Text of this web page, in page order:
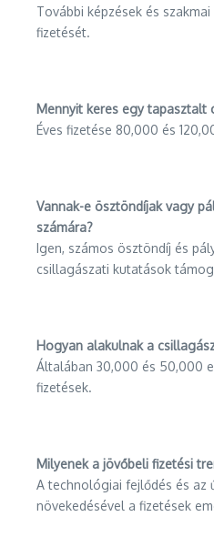
További képzések és
fizetését.
Mennyit keres egy tapasztalt
Éves fizetése 80,000 és
Vannak-e ösztöndíjak vagy
számára?
Igen, számos ösztöndíj és
csillagászati kutatások
Hogyan alakulnak a
Általában 30,000 és 50,000
fizetések.
Milyenek a jövőbeli fizetési
A technológiai fejlődés és az
növekedésével a fizetések